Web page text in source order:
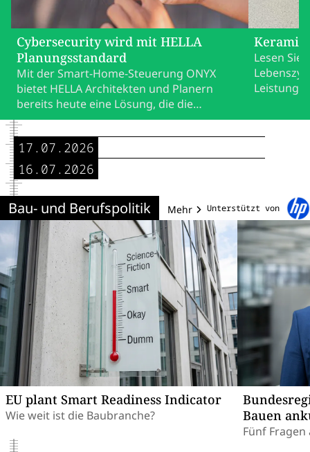
Cybersecurity wird mit HELLA
Planungsstandard
Mit der Smart-Home-Steuerung ONYX
bietet HELLA Architekten und Planern
bereits heute eine Lösung, die die
künftigen Vorgaben des EU Cyber
Resilience Act berücksichtigt. Das schafft
Investitions- und Planungssicherheit für
moderne Bauprojekte.
Keramik
Lesen Sie
17.07.2026
16.07.2026
Bau- und Berufspolitik Mehr Unterstützt von
EU plant Smart Readiness Indicator
Wie weit ist die Baubranche?
Bauen
Fünf